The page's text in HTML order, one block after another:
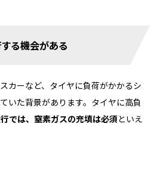
る機会がある
カーなど、タイヤに負荷がかかるシ
いた背景があります。タイヤに高負
では、窒素ガスの充填は必須といえ